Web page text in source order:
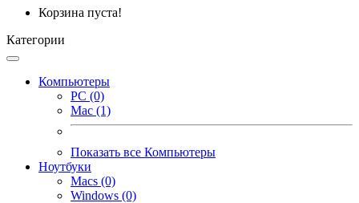
Корзина пуста!
Категории
Компьютеры
PC (0)
Mac (1)
Показать все Компьютеры
Ноутбуки
Macs (0)
Windows (0)